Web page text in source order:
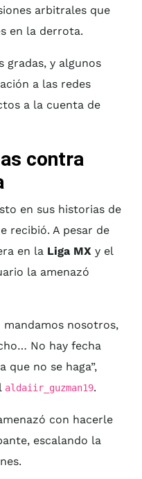
arbitrales que
en la derrota.
gradas, y algunos
a las redes
a la cuenta de
contra
en sus historias de
recibió. A pesar de
en la Liga MX y el
la amenazó
mandamos nosotros,
No hay fecha
que no se haga”,
aldaiir_guzman19.
con hacerle
escalando la